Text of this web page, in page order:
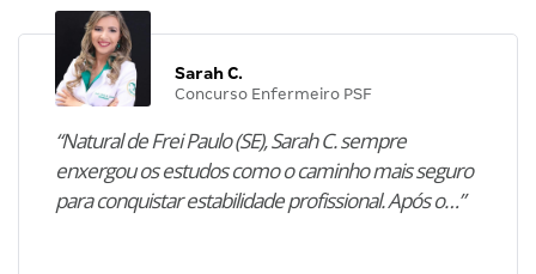
Sarah C.
Concurso Enfermeiro PSF
“Natural de Frei Paulo (SE), Sarah C. sempre
enxergou os estudos como o caminho mais seguro
para conquistar estabilidade profissional. Após o…”